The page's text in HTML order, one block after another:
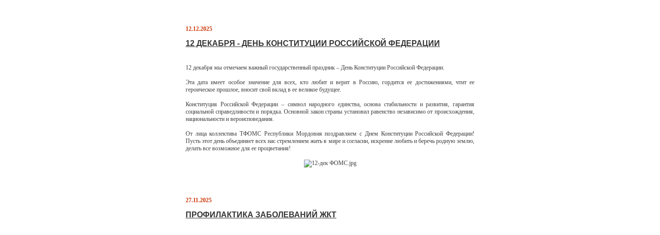
12.12.2025
12 ДЕКАБРЯ - ДЕНЬ КОНСТИТУЦИИ РОССИЙСКОЙ ФЕДЕРАЦИИ
12 декабря мы отмечаем важный государственный праздник – День Конституции Российской Федерации.
Эта дата имеет особое значение для всех, кто любит и верит в Россию, гордится ее достижениями, чтит ее
героическое прошлое, вносит свой вклад в ее великое будущее.
Конституция Российской Федерации – символ народного единства, основа стабильности и развития, гарантия
социальной справедливости и порядка. Основной закон страны установил равенство независимо от происхождения,
национальности и вероисповедания.
От лица коллектива ТФОМС Республики Мордовия поздравляем с Днем Конституции Российской Федерации!
Пусть этот день объединяет всех нас стремлением жить в мире и согласии, искренне любить и беречь родную землю,
делать все возможное для ее процветания!
27.11.2025
ПРОФИЛАКТИКА ЗАБОЛЕВАНИЙ ЖКТ